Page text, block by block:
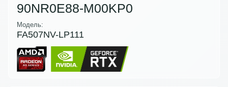
90NR0E88-M00KP0
Модель:
FA507NV-LP111